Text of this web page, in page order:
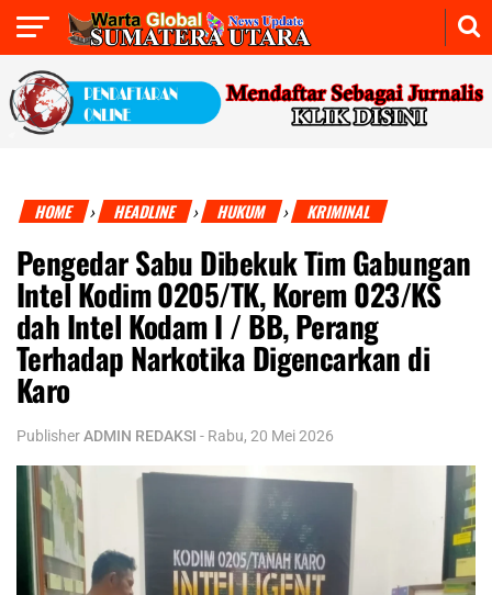
HOME › HEADLINE › HUKUM › KRIMINAL
Pengedar Sabu Dibekuk Tim Gabungan
Intel Kodim 0205/TK, Korem 023/KS
dah Intel Kodam I / BB, Perang
Terhadap Narkotika Digencarkan di
Karo
PublisherADMIN REDAKSI - Rabu, 20 Mei 2026